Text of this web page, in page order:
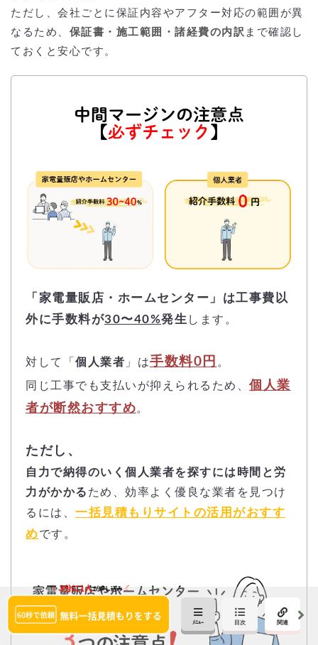
ただし、会社ごとに保証内容やアフター対応の範囲が異
なるため、 保証書・施工範囲・諸経費の内訳 まで確認し
ておくと安心です。
「家電量販店・ホームセンター」は工事費以
外に手数料が30〜40%発生 します。
対して「 個人業者 」は手数料0円 。
同じ工事でも支払いが抑えられるため、 個人業
者が断然おすすめ。
ただし、
自力で納得のいく個人業者を探すには時間と労
力がかかる ため、効率よく優良な業者を見つけ
るには、 一括見積もりサイトの活用がおすす
めです。